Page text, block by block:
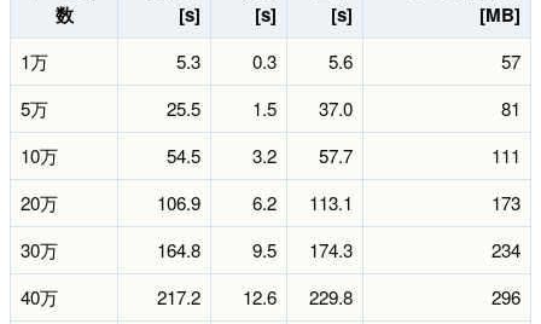
数
[s]
[s]
[s]
[MB]
1万 5.3 0.3 5.6
57
5万
25.5 1.5 37.0
81
10万
54.5 3.2 57.7
111
20万
106.9 6.2 113.1
173
30万
164.8 9.5 174.3
234
40万
217.2 12.6 229.8 296